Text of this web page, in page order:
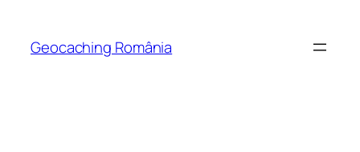
content
Geocaching România